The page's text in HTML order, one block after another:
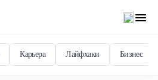
Карьера Лайфхаки Бизнес